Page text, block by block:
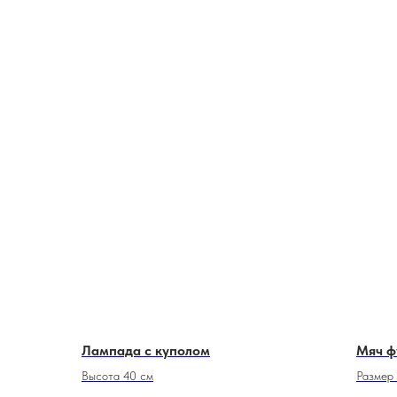
Лампада с куполом
Высота 40 см
Мяч